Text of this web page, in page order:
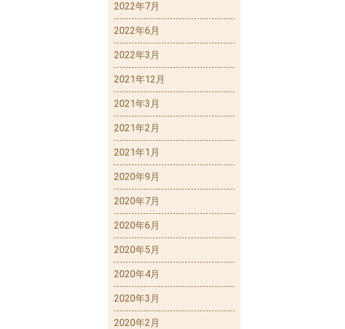
2022年7月
2022年6月
2022年3月
2021年12月
2021年3月
2021年2月
2021年1月
2020年9月
2020年7月
2020年6月
2020年5月
2020年4月
2020年3月
2020年2月